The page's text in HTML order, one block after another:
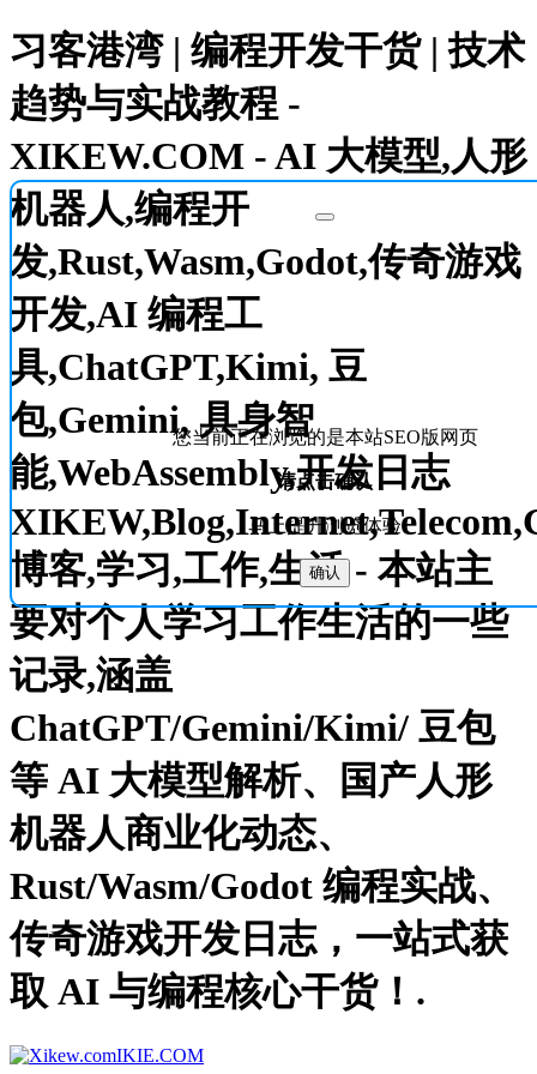
习客港湾 | 编程开发干货 | 技术
趋势与实战教程 -
XIKEW.COM - AI 大模型,人形
机器人,编程开
发,Rust,Wasm,Godot,传奇游戏
开发,AI 编程工
具,ChatGPT,Kimi, 豆
包,Gemini, 具身智
能,WebAssembly,开发日志
博客,学习,工作,生活 - 本站主
要对个人学习工作生活的一些
记录,涵盖
ChatGPT/Gemini/Kimi/ 豆包
等 AI 大模型解析、国产人形
机器人商业化动态、
Rust/Wasm/Godot 编程实战、
传奇游戏开发日志，一站式获
取 AI 与编程核心干货！.
您当前正在浏览的是本站SEO版网页
请点击确认
马上提升浏览体验
确认
IKIE.COM